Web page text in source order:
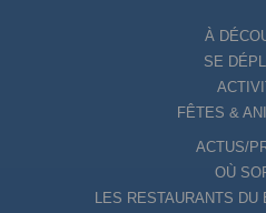
À
SE
FÊTES &
ACTUS/
OÙ
LES RESTAURANTS DU